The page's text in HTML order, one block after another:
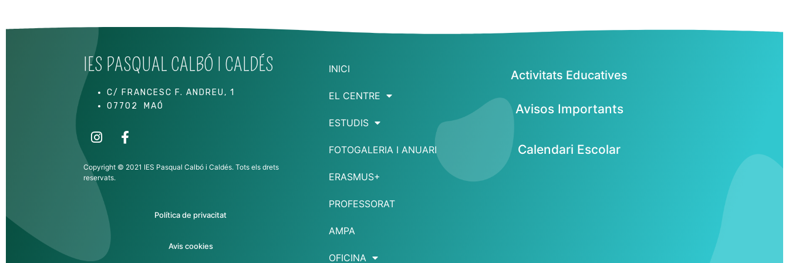
IES PASQUAL CALBÓ I CALDÉS
C/ FRANCESC F. ANDREU, 1
07702 MAÓ
Copyright © 2021 IES Pasqual Calbó i Caldés. Tots els drets
reservats.
Política de privacitat
Avis cookies
INICI
EL CENTRE
ESTUDIS
FOTOGALERIA I ANUARI
ERASMUS+
PROFESSORAT
AMPA
OFICINA
Activitats Educatives
Avisos Importants
Calendari Escolar